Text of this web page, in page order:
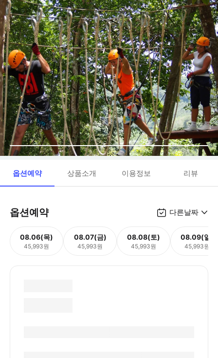
옵션예약 상품소개 이용정보 리뷰
옵션예약 다른날짜
08.06(목)
45,993원
08.07(금)
45,993원
08.08(토)
45,993원
08.09(일)
45,993원